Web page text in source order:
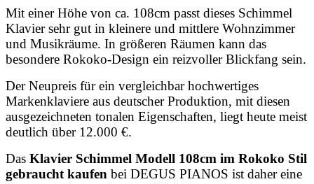
Mit einer Höhe von ca. 108cm passt dieses Schimmel
Klavier sehr gut in kleinere und mittlere Wohnzimmer
und Musikräume. In größeren Räumen kann das
besondere Rokoko-Design ein reizvoller Blickfang sein.
Der Neupreis für ein vergleichbar hochwertiges
Markenklaviere aus deutscher Produktion, mit diesen
ausgezeichneten tonalen Eigenschaften, liegt heute meist
deutlich über 12.000 €.
Das Klavier Schimmel Modell 108cm im Rokoko Stil
gebraucht kaufen bei DEGUS PIANOS ist daher eine